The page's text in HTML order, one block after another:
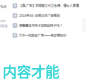
容才能